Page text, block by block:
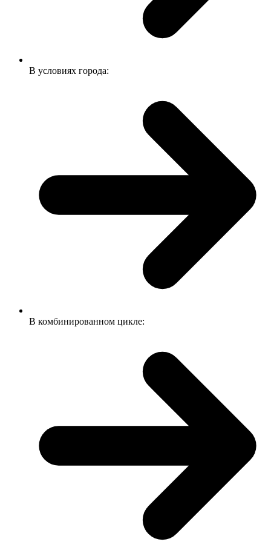
В условиях города:
В комбинированном цикле: